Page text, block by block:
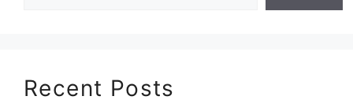
Recent Posts